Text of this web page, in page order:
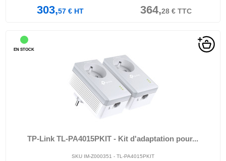
303,57€HT 364,28€TTC
TP-Link TL-PA4015PKIT - Kit d'adaptation pour...
SKU IM-Z000351 - TL-PA4015PKIT
EN STOCK